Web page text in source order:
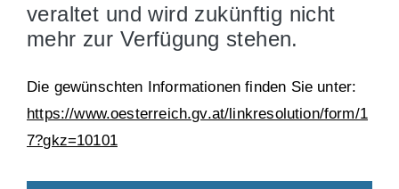
veraltet und wird zukünftig nicht
mehr zur Verfügung stehen.
Die gewünschten Informationen finden Sie unter:
https://www.oesterreich.gv.at/linkresolution/form/1
7?gkz=10101